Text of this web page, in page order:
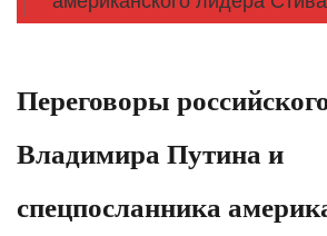
Переговоры
Владимира Путина и
спецпосланника